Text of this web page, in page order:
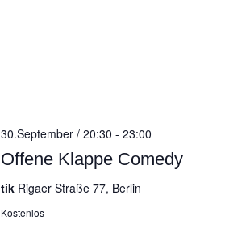
Offene Klappe Comedy
30.September / 20:30 - 23:00
tik Rigaer Straße 77, Berlin
Kostenlos